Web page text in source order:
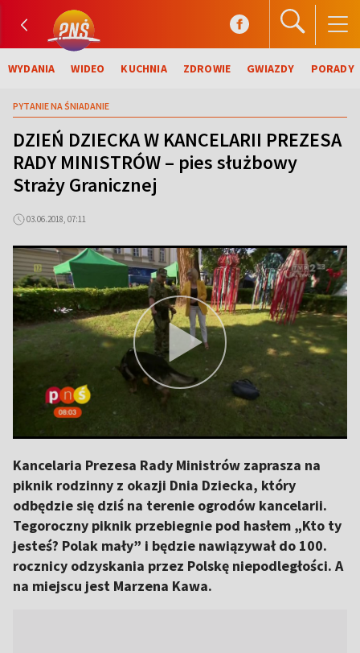
WYDANIA WIDEO KUCHNIA ZDROWIE GWIAZDY PORADY
PYTANIE NA ŚNIADANIE
DZIEŃ DZIECKA W KANCELARII PREZESA
RADY MINISTRÓW – pies służbowy
Straży Granicznej
03.06.2018, 07:11
Kancelaria Prezesa Rady Ministrów zaprasza na
piknik rodzinny z okazji Dnia Dziecka, który
odbędzie się dziś na terenie ogrodów kancelarii.
Tegoroczny piknik przebiegnie pod hasłem „Kto ty
jesteś? Polak mały” i będzie nawiązywał do 100.
rocznicy odzyskania przez Polskę niepodległości. A
na miejscu jest Marzena Kawa.